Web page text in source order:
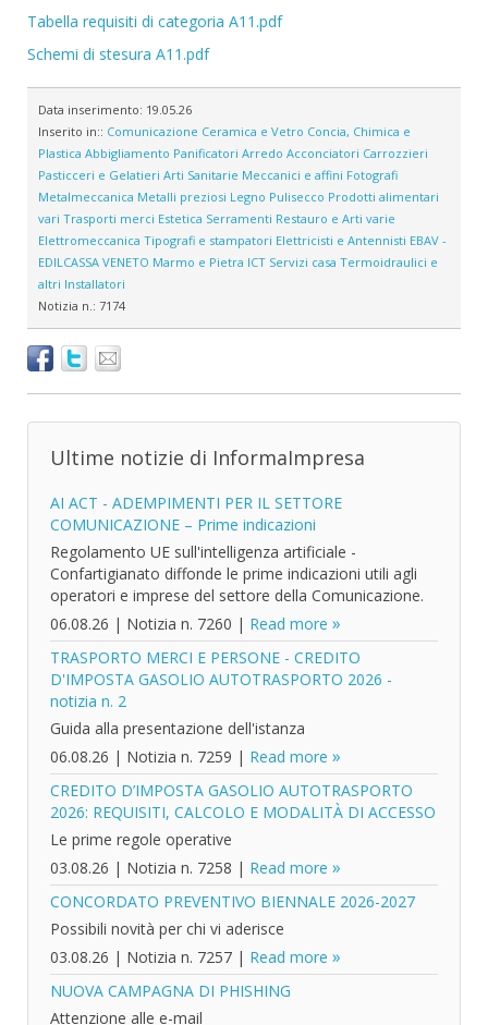
Tabella requisiti di categoria A11.pdf
Schemi di stesura A11.pdf
Data inserimento: 19.05.26
Inserito in:: Comunicazione Ceramica e Vetro Concia, Chimica e
Plastica Abbigliamento Panificatori Arredo Acconciatori Carrozzieri
Pasticceri e Gelatieri Arti Sanitarie Meccanici e affini Fotografi
Metalmeccanica Metalli preziosi Legno Pulisecco Prodotti alimentari
vari Trasporti merci Estetica Serramenti Restauro e Arti varie
Elettromeccanica Tipografi e stampatori Elettricisti e Antennisti EBAV -
EDILCASSA VENETO Marmo e Pietra ICT Servizi casa Termoidraulici e
altri Installatori
Notizia n.: 7174
Ultime notizie di InformaImpresa
AI ACT - ADEMPIMENTI PER IL SETTORE
COMUNICAZIONE – Prime indicazioni
Regolamento UE sull'intelligenza artificiale -
Confartigianato diffonde le prime indicazioni utili agli
operatori e imprese del settore della Comunicazione.
06.08.26 | Notizia n. 7260 | Read more
TRASPORTO MERCI E PERSONE - CREDITO
D'IMPOSTA GASOLIO AUTOTRASPORTO 2026 -
notizia n. 2
Guida alla presentazione dell'istanza
06.08.26 | Notizia n. 7259 | Read more
CREDITO D’IMPOSTA GASOLIO AUTOTRASPORTO
2026: REQUISITI, CALCOLO E MODALITÀ DI ACCESSO
Le prime regole operative
03.08.26 | Notizia n. 7258 | Read more
CONCORDATO PREVENTIVO BIENNALE 2026-2027
Possibili novità per chi vi aderisce
03.08.26 | Notizia n. 7257 | Read more
NUOVA CAMPAGNA DI PHISHING
Attenzione alle e-mail